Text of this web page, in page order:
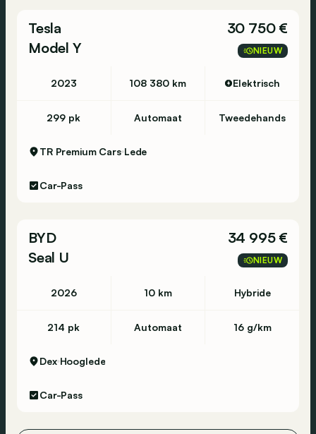
Tesla
Model Y
30 750 €
NIEUW
2023 108 380 km Elektrisch
299 pk Automaat Tweedehands
TR Premium Cars Lede
Car-Pass
BYD
Seal U
34 995 €
NIEUW
2026 10 km Hybride
214 pk Automaat 16 g/km
Dex Hooglede
Car-Pass